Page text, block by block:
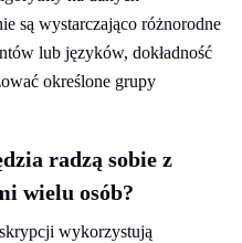
są wystarczająco różnorodne
lub języków, dokładność
określone grupy
radzą sobie z
wielu osób?
wykorzystują